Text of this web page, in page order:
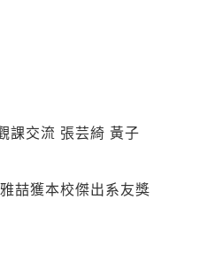
課交流 張芸綺 黃子
喆獲本校傑出系友獎